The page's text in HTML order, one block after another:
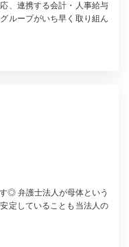
、連携する会計・人事給与
ループがいち早く取り組ん
◎ 弁護士法人が母体という
定していることも当法人の